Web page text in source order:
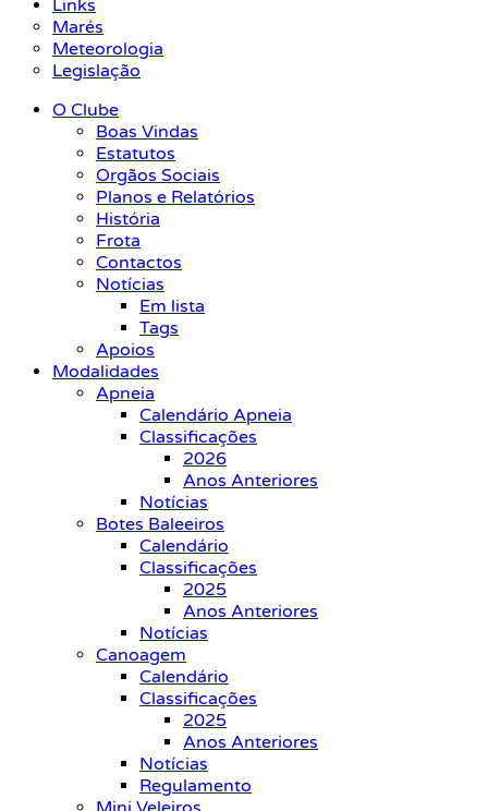
Links
Marés
Meteorologia
Legislação
O Clube
Boas Vindas
Estatutos
Orgãos Sociais
Planos e Relatórios
História
Frota
Contactos
Notícias
Em lista
Tags
Apoios
Modalidades
Apneia
Calendário Apneia
Classificações
2026
Anos Anteriores
Notícias
Botes Baleeiros
Calendário
Classificações
2025
Anos Anteriores
Notícias
Canoagem
Calendário
Classificações
2025
Anos Anteriores
Notícias
Regulamento